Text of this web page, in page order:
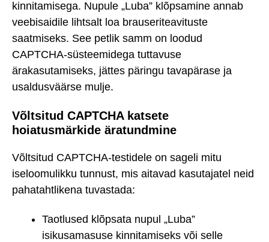
kinnitamisega. Nupule „Luba” klõpsamine annab
veebisaidile lihtsalt loa brauseriteavituste
saatmiseks. See petlik samm on loodud
CAPTCHA-süsteemidega tuttavuse
ärakasutamiseks, jättes päringu tavapärase ja
usaldusväärse mulje.
Võltsitud CAPTCHA katsete
hoiatusmärkide äratundmine
Võltsitud CAPTCHA-testidele on sageli mitu
iseloomulikku tunnust, mis aitavad kasutajatel neid
pahatahtlikena tuvastada:
Taotlused klõpsata nupul „Luba”
isikusamasuse kinnitamiseks või selle